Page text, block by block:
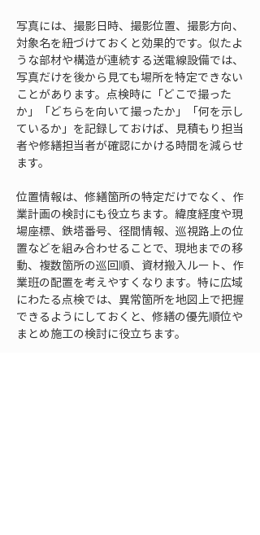
写真には、撮影日時、撮影位置、撮影方向、
対象名を紐づけておくと効果的です。似たよ
うな部材や構造が連続する送電線設備では、
写真だけを後から見ても場所を特定できない
ことがあります。点検時に「どこで撮った
か」「どちらを向いて撮ったか」「何を示し
ているか」を記録しておけば、見積もり担当
者や修繕担当者が確認にかける時間を減らせ
ます。
位置情報は、修繕箇所の特定だけでなく、作
業計画の検討にも役立ちます。緯度経度や現
場座標、鉄塔番号、径間情報、巡視路上の位
置などを組み合わせることで、現地までの移
動、複数箇所の巡回順、資材搬入ルート、作
業班の配置を考えやすくなります。特に広域
にわたる点検では、異常箇所を地図上で把握
できるようにしておくと、修繕の優先順位や
まとめ施工の検討に役立ちます。